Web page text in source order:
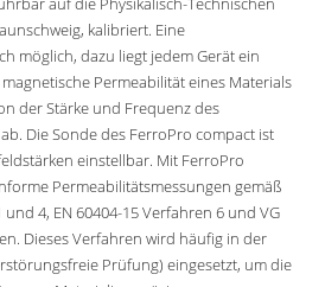
kalibriert. Eine
möglich, dazu liegt jedem Gerät ein
Permeabilität eines Materials
der Stärke und Frequenz des
Die Sonde des FerroPro compact ist
einstellbar. Mit FerroPro
Permeabilitätsmessungen gemäß
und 4, EN 60404-15 Verfahren 6 und VG
Dieses Verfahren wird häufig in der
Prüfung) eingesetzt, um die